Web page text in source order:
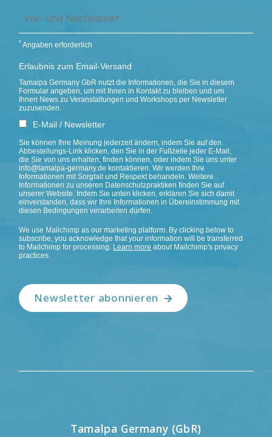
* Angaben erforderlich
Erlaubnis zum Email-Versand
Tamalpa Germany GbR nutzt die Informationen, die Sie in diesem
Formular angeben, um mit Ihnen in Kontakt zu bleiben und um
Ihnen News zu Veranstaltungen und Workshops per Newsletter
zuzusenden.
E-Mail / Newsletter
Sie können Ihre Meinung jederzeit ändern, indem Sie auf den
Abbestellungs-Link klicken, den Sie in der Fußzeile jeder E-Mail,
die Sie von uns erhalten, finden können, oder indem Sie uns unter
info@tamalpa-germany.de kontaktieren. Wir werden Ihre
Informationen mit Sorgfalt und Respekt behandeln. Weitere
Informationen zu unseren Datenschutzpraktiken finden Sie auf
unserer Website. Indem Sie unten klicken, erklären Sie sich damit
einverstanden, dass wir Ihre Informationen in Übereinstimmung mit
diesen Bedingungen verarbeiten dürfen.
We use Mailchimp as our marketing platform. By clicking below to
subscribe, you acknowledge that your information will be transferred
to Mailchimp for processing. Learn more about Mailchimp's privacy
practices.
Newsletter abonnieren
Tamalpa Germany (GbR)